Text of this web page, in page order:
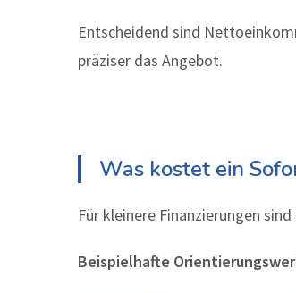
Entscheidend sind
präziser das Angebot.
Was kostet ein
Für kleinere Finanzierungen
Beispielhafte